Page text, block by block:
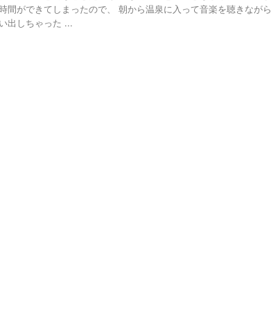
間ができてしまったので、 朝から温泉に入って音楽を聴きながら
出しちゃった ...